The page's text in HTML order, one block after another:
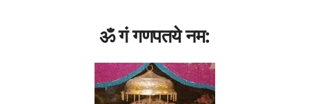
ॐ गं गणपतये नम: